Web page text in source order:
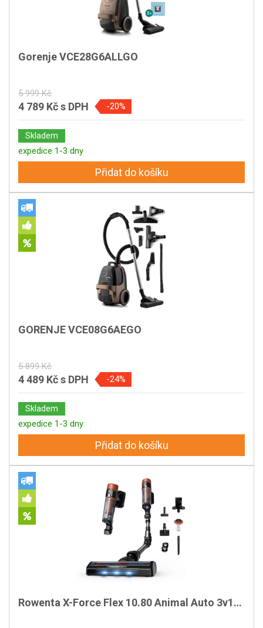
Gorenje VCE28G6ALLGO
5 999 Kč
4 789 Kčs DPH -20%
Skladem
expedice 1-3 dny
Přidat do košíku
GORENJE VCE08G6AEGO
5 899 Kč
4 489 Kčs DPH -24%
Skladem
expedice 1-3 dny
Přidat do košíku
Rowenta X-Force Flex 10.80 Animal Auto 3v1…